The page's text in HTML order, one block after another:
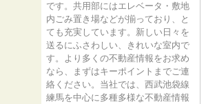
です。共用部にはエレベータ・敷地
内ごみ置き場などが揃っており、と
ても充実しています。新しい日々を
送るにふさわしい、きれいな室内で
す。より多くの不動産情報をお求め
なら、まずはキーポイントまでご連
絡ください。当社では、西武池袋線
練馬を中心に多種多様な不動産情報